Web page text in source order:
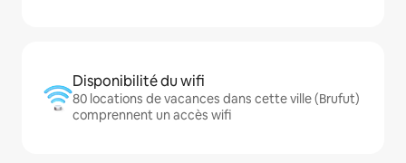
Disponibilité du wifi
80 locations de vacances dans cette ville (Brufut)
comprennent un accès wifi